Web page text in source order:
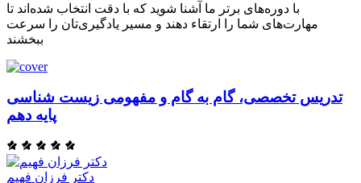
با دوره‌های برتر ما آشنا شوید که با دقت انتخاب شده‌اند تا
مهارت‌های شما را ارتقاء دهند و مسیر یادگیری‌تان را سرعت
ببخشند
تدریس تخصصی، گام به گام و مفهومی زیست شناسی
پایه دهم
دکتر فرزان فهیم